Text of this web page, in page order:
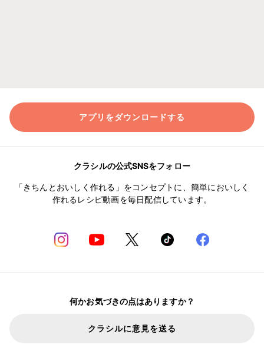
アプリをダウンロードする
クラシルの公式SNSをフォロー
「きちんとおいしく作れる」をコンセプトに、簡単においしく
作れるレシピ動画を毎日配信しています。
何かお気づきの点はありますか？
クラシルに意見を送る